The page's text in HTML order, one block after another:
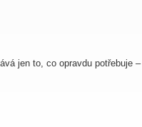
jen to, co opravdu potřebuje –